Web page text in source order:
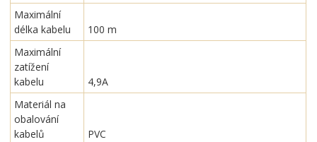
Maximální
délka kabelu
100 m
Maximální
zatížení
kabelu
4,9A
Materiál na
obalování
kabelů
PVC